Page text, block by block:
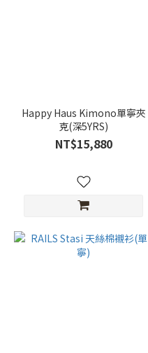
Happy Haus Kimono單寧夾
克(深5YRS)
NT$15,880